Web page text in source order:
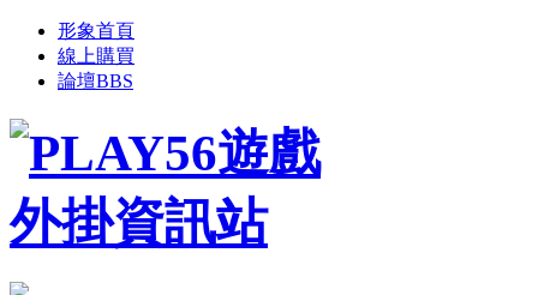
形象首頁
線上購買
論壇BBS